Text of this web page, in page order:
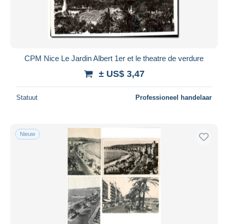
CPM Nice Le Jardin Albert 1er et le theatre de verdure
± US$ 3,47
Statuut Professioneel handelaar
Nieuw